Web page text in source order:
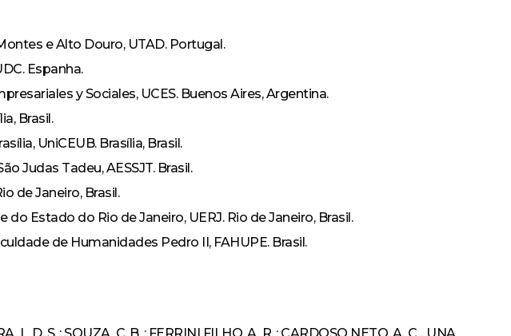
pesquisa
– Tecnólogo
e Alto Douro, UTAD. Portugal.
Espanha.
y Sociales, UCES. Buenos Aires, Argentina.
Brasil.
UniCEUB. Brasília, Brasil.
Judas Tadeu, AESSJT. Brasil.
de Janeiro, Brasil.
Estado do Rio de Janeiro, UERJ. Rio de Janeiro, Brasil.
de Humanidades Pedro II, FAHUPE. Brasil.